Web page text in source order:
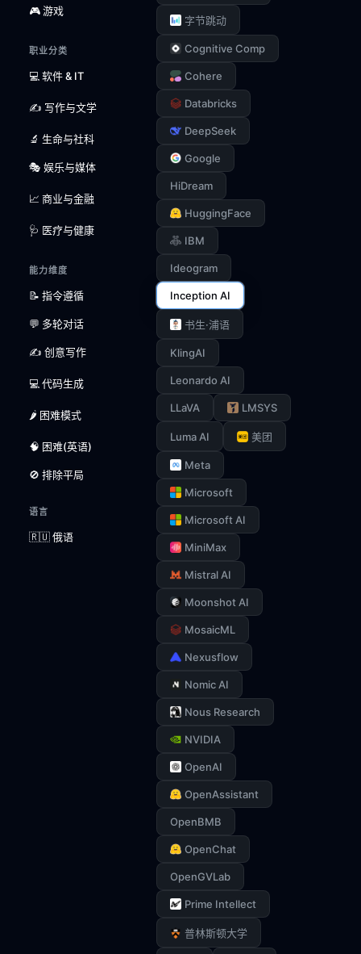
🎮 游戏
职业分类
💻 软件 & IT
✍️ 写作与文学
🔬 生命与社科
🎭 娱乐与媒体
📈 商业与金融
🩺 医疗与健康
能力维度
📝 指令遵循
💬 多轮对话
✍️ 创意写作
💻 代码生成
🌶️ 困难模式
🧠 困难(英语)
🚫 排除平局
语言
🇷🇺 俄语
字节跳动
Cognitive Comp
Cohere
Databricks
DeepSeek
Google
HiDream
HuggingFace
IBM
Ideogram
Inception AI
书生·浦语
KlingAI
Leonardo AI
LLaVA LMSYS
Luma AI 美团
Meta
Microsoft
Microsoft AI
MiniMax
Mistral AI
Moonshot AI
MosaicML
Nexusflow
Nomic AI
Nous Research
NVIDIA
OpenAI
OpenAssistant
OpenBMB
OpenChat
OpenGVLab
Prime Intellect
普林斯顿大学